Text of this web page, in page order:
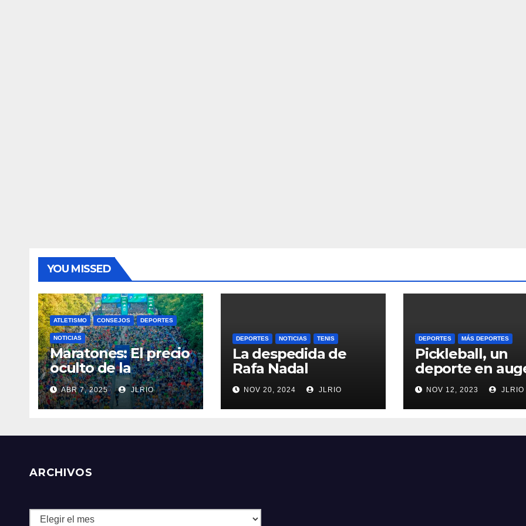
YOU MISSED
ATLETISMO CONSEJOS DEPORTES
NOTICIAS
Maratones: El precio
oculto de la
resistencia
ABR 7, 2025 JLRIO
DEPORTES NOTICIAS TENIS
La despedida de
Rafa Nadal
NOV 20, 2024 JLRIO
DEPORTES MÁS DEPORTES
Pickleball, un
deporte en
NOV 12, 2023 JLRIO
ARCHIVOS
Archivos